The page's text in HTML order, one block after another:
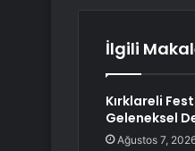
İlgili
Kırklareli
Geleneksel
Ağustos 7,